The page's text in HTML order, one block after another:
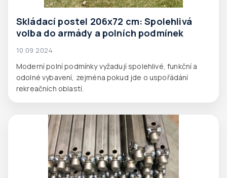
Skládací postel 206x72 cm: Spolehlivá
volba do armády a polních podmínek
10 09 2024
Moderní polní podmínky vyžadují spolehlivé, funkční a
odolné vybavení, zejména pokud jde o uspořádání
rekreačních oblastí.